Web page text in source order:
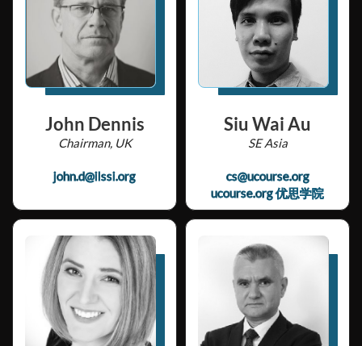
John Dennis
Chairman, UK
john.d@ilssi.org
Siu Wai Au
SE Asia
cs@ucourse.org
ucourse.org 优思学院